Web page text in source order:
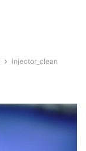
injector_clean